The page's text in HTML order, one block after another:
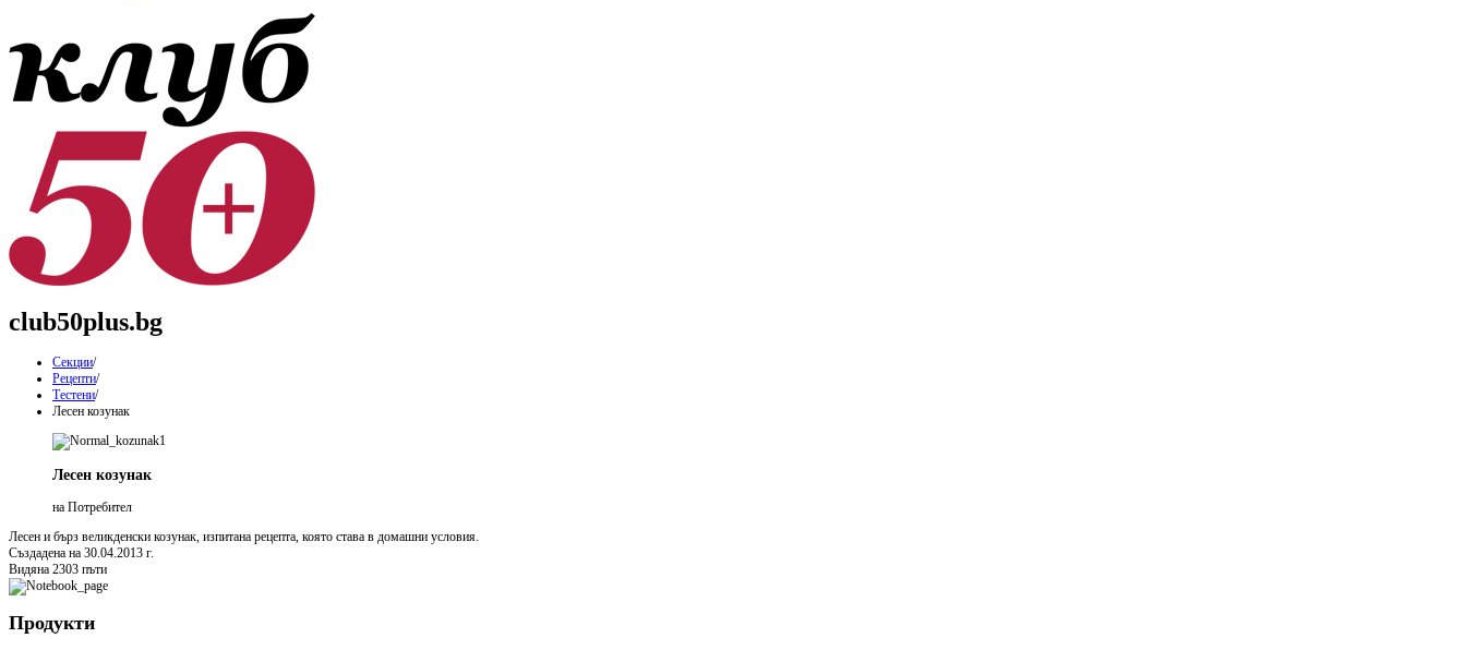
club50plus.bg
Секции/
Рецепти/
Тестени/
Лесен козунак
Лесен козунак
на Потребител
Лесен и бърз великденски козунак, изпитана рецепта, която става в домашни условия.
Създадена на 30.04.2013 г.
Видяна 2303 пъти
Продукти